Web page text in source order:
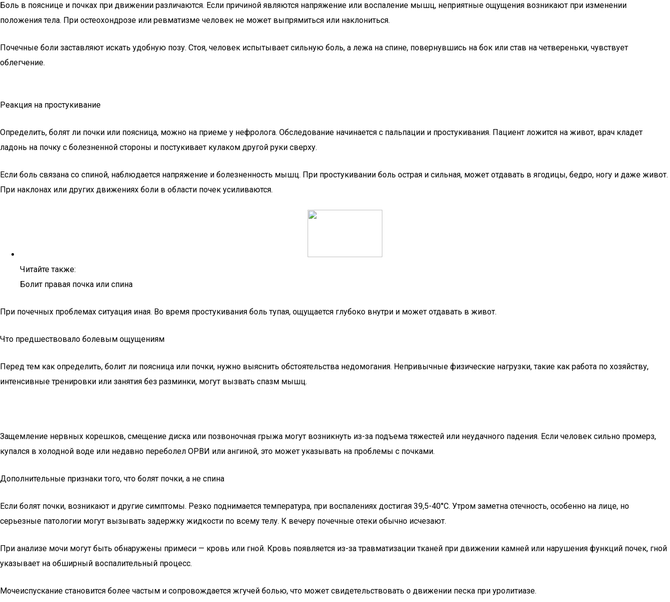
Боль в пояснице и почках при движении различаются. Если причиной являются напряжение или воспаление мышц, неприятные ощущения возникают при изменении
положения тела. При остеохондрозе или ревматизме человек не может выпрямиться или наклониться.
Почечные боли заставляют искать удобную позу. Стоя, человек испытывает сильную боль, а лежа на спине, повернувшись на бок или став на четвереньки, чувствует
облегчение.
Реакция на простукивание
Определить, болят ли почки или поясница, можно на приеме у нефролога. Обследование начинается с пальпации и простукивания. Пациент ложится на живот, врач кладет
ладонь на почку с болезненной стороны и постукивает кулаком другой руки сверху.
Если боль связана со спиной, наблюдается напряжение и болезненность мышц. При простукивании боль острая и сильная, может отдавать в ягодицы, бедро, ногу и даже живот.
При наклонах или других движениях боли в области почек усиливаются.
Читайте также:
Болит правая почка или спина
При почечных проблемах ситуация иная. Во время простукивания боль тупая, ощущается глубоко внутри и может отдавать в живот.
Что предшествовало болевым ощущениям
Перед тем как определить, болит ли поясница или почки, нужно выяснить обстоятельства недомогания. Непривычные физические нагрузки, такие как работа по хозяйству,
интенсивные тренировки или занятия без разминки, могут вызвать спазм мышц.
Защемление нервных корешков, смещение диска или позвоночная грыжа могут возникнуть из-за подъема тяжестей или неудачного падения. Если человек сильно промерз,
купался в холодной воде или недавно переболел ОРВИ или ангиной, это может указывать на проблемы с почками.
Дополнительные признаки того, что болят почки, а не спина
Если болят почки, возникают и другие симптомы. Резко поднимается температура, при воспалениях достигая 39,5-40°C. Утром заметна отечность, особенно на лице, но
серьезные патологии могут вызывать задержку жидкости по всему телу. К вечеру почечные отеки обычно исчезают.
При анализе мочи могут быть обнаружены примеси — кровь или гной. Кровь появляется из-за травматизации тканей при движении камней или нарушения функций почек, гной
указывает на обширный воспалительный процесс.
Мочеиспускание становится более частым и сопровождается жгучей болью, что может свидетельствовать о движении песка при уролитиазе.